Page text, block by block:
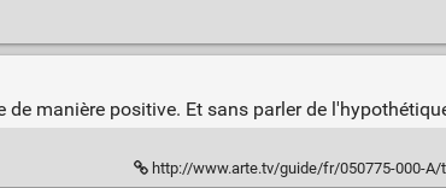
manière positive. Et sans parler de
http://www.arte.tv/guide/fr/050775-000-A/thorium-